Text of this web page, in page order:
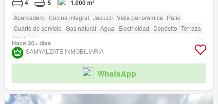
4 5 1.000 m²
Aparcadero Cocina integral Jacuzzi Vista panorámica Patio
Cuarto de servicio Gas natural Agua Electricidad Depósito Terraza
Vigilante
Hace 30+ días
SAMYALZATE INMOBILIARIA
WhatsApp